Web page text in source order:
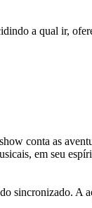
a qual ir,
conta as
em seu
sincronizado. A